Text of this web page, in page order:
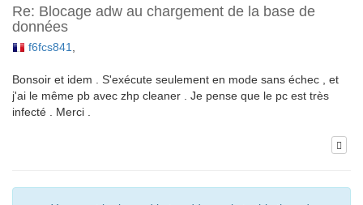
Re: Blocage adw au chargement de la base de
données
f6fcs841
Bonsoir et idem . S'exécute seulement en mode sans échec , et
j'ai le même pb avec zhp cleaner . Je pense que le pc est très
infecté . Merci .